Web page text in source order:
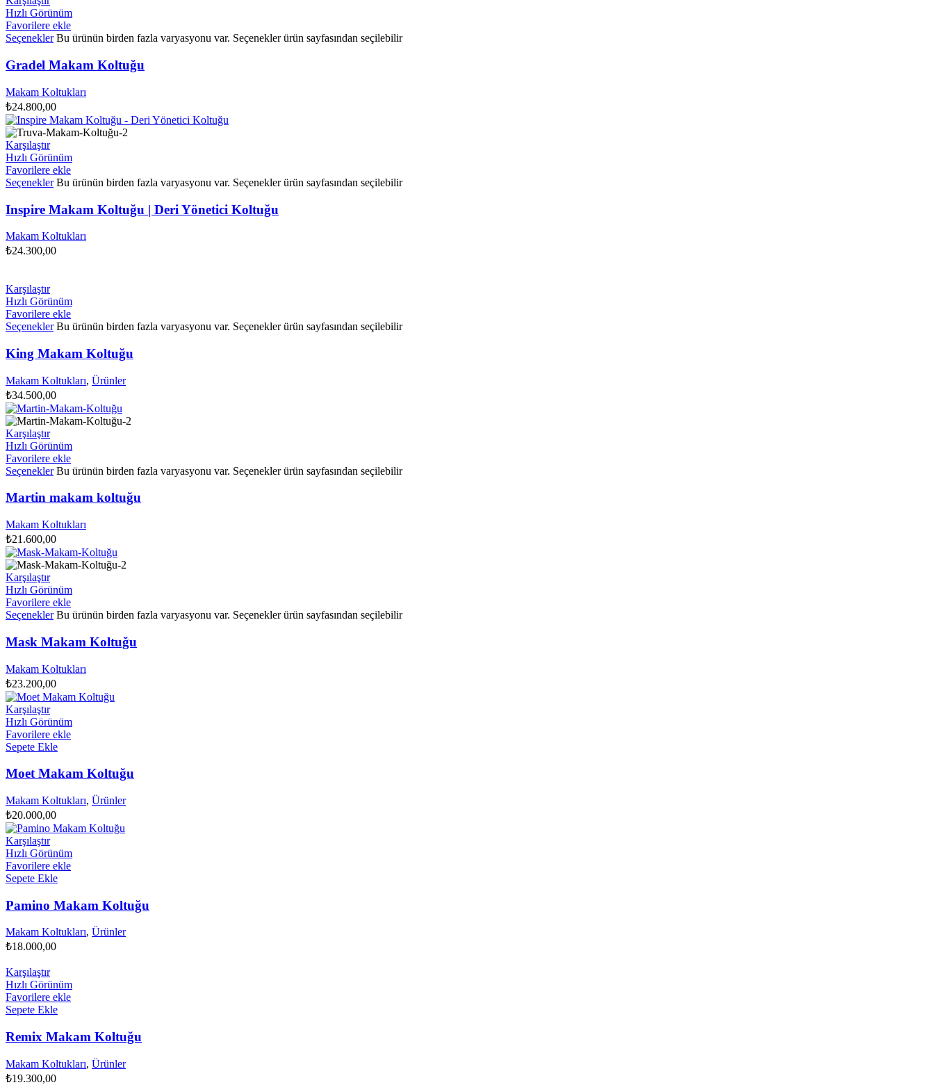
Hızlı Görünüm
Favorilere ekle
Seçenekler Bu ürünün birden fazla varyasyonu var. Seçenekler ürün sayfasından seçilebilir
Gradel Makam Koltuğu
Makam Koltukları
₺24.800,00
Karşılaştır
Hızlı Görünüm
Favorilere ekle
Seçenekler Bu ürünün birden fazla varyasyonu var. Seçenekler ürün sayfasından seçilebilir
Inspire Makam Koltuğu | Deri Yönetici Koltuğu
Makam Koltukları
₺24.300,00
Karşılaştır
Hızlı Görünüm
Favorilere ekle
Seçenekler Bu ürünün birden fazla varyasyonu var. Seçenekler ürün sayfasından seçilebilir
King Makam Koltuğu
Makam Koltukları, Ürünler
₺34.500,00
Karşılaştır
Hızlı Görünüm
Favorilere ekle
Seçenekler Bu ürünün birden fazla varyasyonu var. Seçenekler ürün sayfasından seçilebilir
Martin makam koltuğu
Makam Koltukları
₺21.600,00
Karşılaştır
Hızlı Görünüm
Favorilere ekle
Seçenekler Bu ürünün birden fazla varyasyonu var. Seçenekler ürün sayfasından seçilebilir
Mask Makam Koltuğu
Makam Koltukları
₺23.200,00
Karşılaştır
Hızlı Görünüm
Favorilere ekle
Sepete Ekle
Moet Makam Koltuğu
Makam Koltukları, Ürünler
₺20.000,00
Karşılaştır
Hızlı Görünüm
Favorilere ekle
Sepete Ekle
Pamino Makam Koltuğu
Makam Koltukları, Ürünler
₺18.000,00
Karşılaştır
Hızlı Görünüm
Favorilere ekle
Sepete Ekle
Remix Makam Koltuğu
Makam Koltukları, Ürünler
₺19.300,00